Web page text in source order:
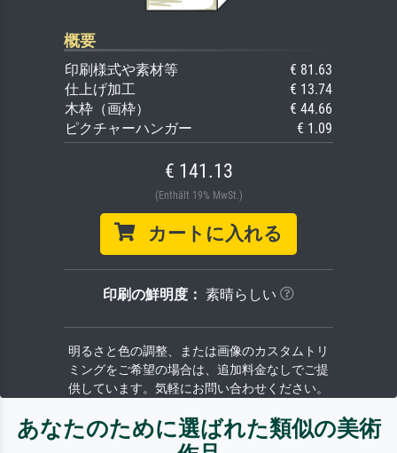
概要
印刷様式や素材等
€ 81.63
仕上げ加工
€ 13.74
木枠（画枠）
€ 44.66
ピクチャーハンガー
€ 1.09
€ 141.13
(Enthält 19% MwSt.)
カートに入れる
印刷の鮮明度： 素晴らしい
明るさと色の調整、または画像のカスタムトリ
ミングをご希望の場合は、追加料金なしでご提
供しています。気軽にお問い合わせください。
あなたのために選ばれた類似の美術